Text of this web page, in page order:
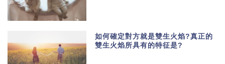
如何確定對方就是雙生火焰?真正的
雙生火焰所具有的特征是?